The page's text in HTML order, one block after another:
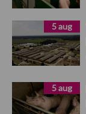
5 aug
5 aug